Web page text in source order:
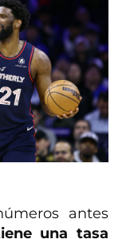
antes
una tasa